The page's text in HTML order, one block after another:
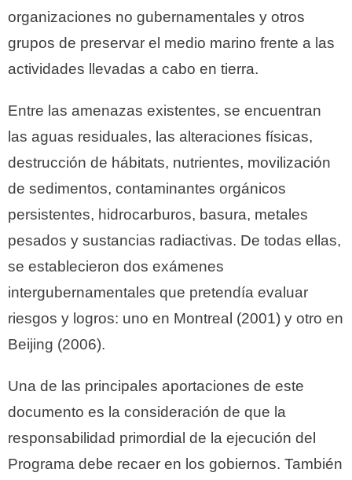
organizaciones no gubernamentales y otros
grupos de preservar el medio marino frente a las
actividades llevadas a cabo en tierra.
Entre las amenazas existentes, se encuentran
las aguas residuales, las alteraciones físicas,
destrucción de hábitats, nutrientes, movilización
de sedimentos, contaminantes orgánicos
persistentes, hidrocarburos, basura, metales
pesados y sustancias radiactivas. De todas ellas,
se establecieron dos exámenes
intergubernamentales que pretendía evaluar
riesgos y logros: uno en Montreal (2001) y otro en
Beijing (2006).
Una de las principales aportaciones de este
documento es la consideración de que la
responsabilidad primordial de la ejecución del
Programa debe recaer en los gobiernos. También